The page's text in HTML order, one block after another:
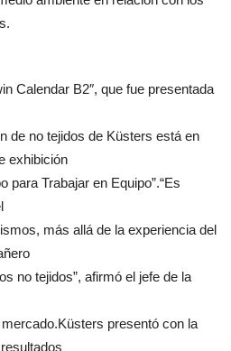
Calendar B2″, que fue presentada
de no tejidos de Küsters está en
exhibición
para Trabajar en Equipo”.“Es
más allá de la experiencia del
no tejidos”, afirmó el jefe de la
presentó con la